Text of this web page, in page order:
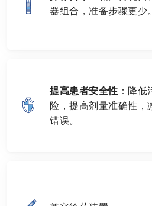
器组合，准备步骤更少。
提高患者安全性 ：降
险，提高剂量准确性，
错误。